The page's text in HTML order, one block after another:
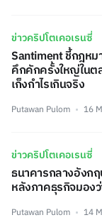
ข่าวคริปโตเคอเรนซี่
Santiment ชี้กฎหม
คึกคักครั้งใหญ่ในต
เก็งกำไรเกินจริง
Putawan Pulom 16
ข่าวคริปโตเคอเรนซี่
ธนาคารกลางอังก
หลังภาคธุรกิจมองว่
Putawan Pulom 14